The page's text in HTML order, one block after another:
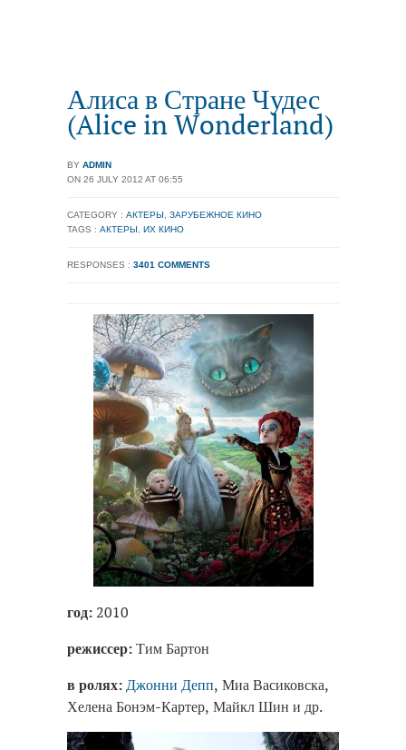
Алиса в Стране Чудес
(Alice in Wonderland)
BY ADMIN
ON 26 JULY 2012 AT 06:55
CATEGORY : АКТЕРЫ
ЗАРУБЕЖНОЕ КИНО
TAGS : АКТЕРЫ ИХ КИНО
RESPONSES : 3401 COMMENTS
год:2010
режиссер:Тим Бартон
в ролях:Джонни Депп, Миа Васиковска,
Хелена Бонэм-Картер, Майкл Шин и др.